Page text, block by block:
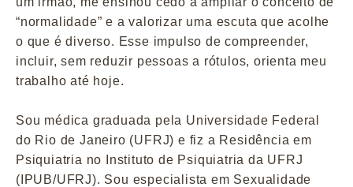
“normalidade” e a valorizar uma escuta que acolhe
o que é diverso. Esse impulso de compreender,
incluir, sem reduzir pessoas a rótulos, orienta meu
trabalho até hoje.
Sou médica graduada pela Universidade Federal
do Rio de Janeiro (UFRJ) e fiz a Residência em
Psiquiatria no Instituto de Psiquiatria da UFRJ
(IPUB/UFRJ). Sou especialista em Sexualidade